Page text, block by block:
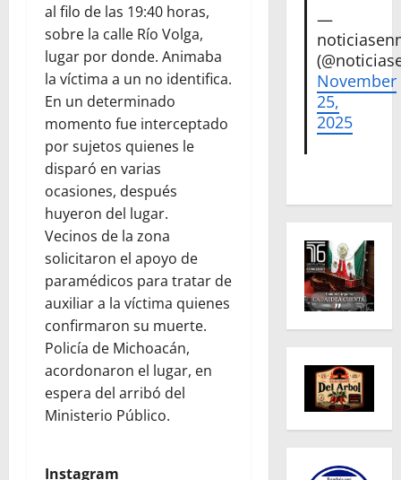
al filo de las 19:40 horas,
sobre la calle Río Volga,
lugar por donde. Animaba
la víctima a un no identifica.
En un determinado
momento fue interceptado
por sujetos quienes le
disparó en varias
ocasiones, después
huyeron del lugar.
Vecinos de la zona
solicitaron el apoyo de
paramédicos para tratar de
auxiliar a la víctima quienes
confirmaron su muerte.
Policía de Michoacán,
acordonaron el lugar, en
espera del arribó del
Ministerio Público.
Instagram
—
November
25,
2025